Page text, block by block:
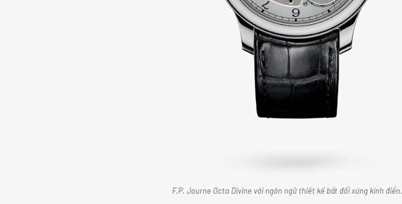
F.P. Journe Octa Divine với ngôn ngữ thiết kế bất đối xứng kinh điển.